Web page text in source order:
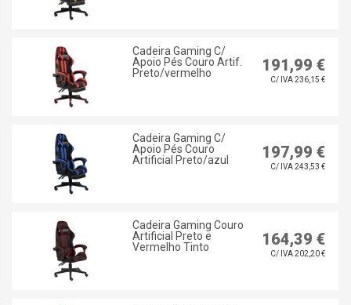
Cadeira Gaming C/
Apoio Pés Couro Artif.
Preto/vermelho
191,99 €
C/ IVA 236,15 €
Cadeira Gaming C/
Apoio Pés Couro
Artificial Preto/azul
197,99 €
C/ IVA 243,53 €
Cadeira Gaming Couro
Artificial Preto e
Vermelho Tinto
164,39 €
C/ IVA 202,20 €